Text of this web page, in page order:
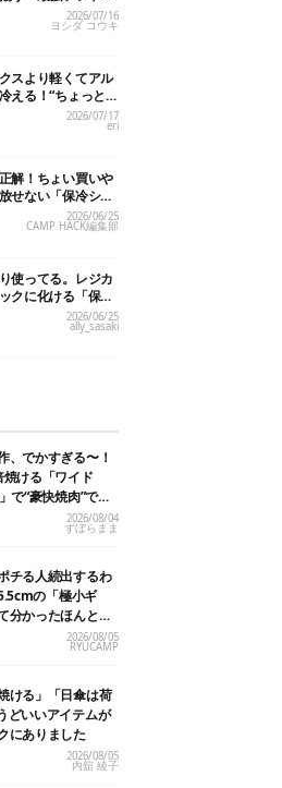
2026/07/16
ヨシダ コウキ
スより軽くてアル
える！“ちょっと
躍の軽量バッグ7選
2026/07/17
eri
解！ちょい買いや
せない「保冷ショ
2026/06/25
CAMP HACK編集部
使ってる。レジカ
クに化ける「保冷
2026/06/25
ally_sasaki
、でかすぎる〜！
ける「ワイド
で“豪快焼肉”でき
2026/08/04
ずぼらまま
チる人続出するわ
の「極小ギ
分かったほんとの
2026/08/05
RYUCAMP
ける」「日傘は荷
どいいアイテムが
にありました
2026/08/05
内舘 綾子